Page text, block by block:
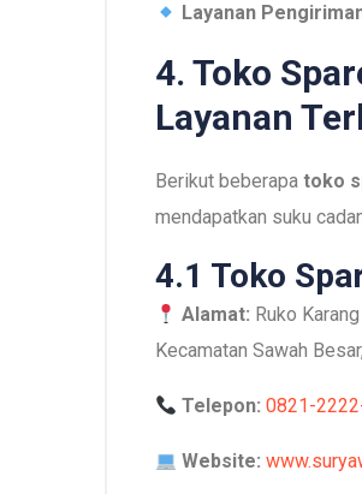
Layanan
4. Toko
Layanan
Berikut beberapa toko
mendapatkan suku
4.1 Toko
Alamat: Ruko
Kecamatan Sawah
Telepon:0821-
Website: